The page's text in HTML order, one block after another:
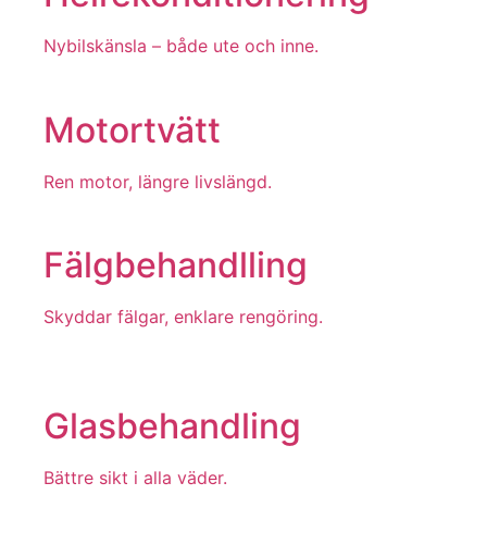
Nybilskänsla – både ute och inne.
Motortvätt
Ren motor, längre livslängd.
Fälgbehandlling
Skyddar fälgar, enklare rengöring.
Glasbehandling
Bättre sikt i alla väder.